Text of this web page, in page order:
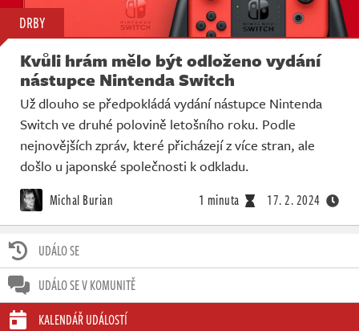
UDÁLO SE
UDÁLO SE V KOMUNITĚ
KALENDÁŘ UDÁLOSTÍ
DRBY
Kvůli hrám mělo být odloženo vydání
nástupce Nintenda Switch
Už dlouho se předpokládá vydání nástupce Nintenda
Switch ve druhé polovině letošního roku. Podle
nejnovějších zpráv, které přicházejí z více stran, ale
došlo u japonské společnosti k odkladu.
Michal Burian 1 minuta 17. 2. 2024